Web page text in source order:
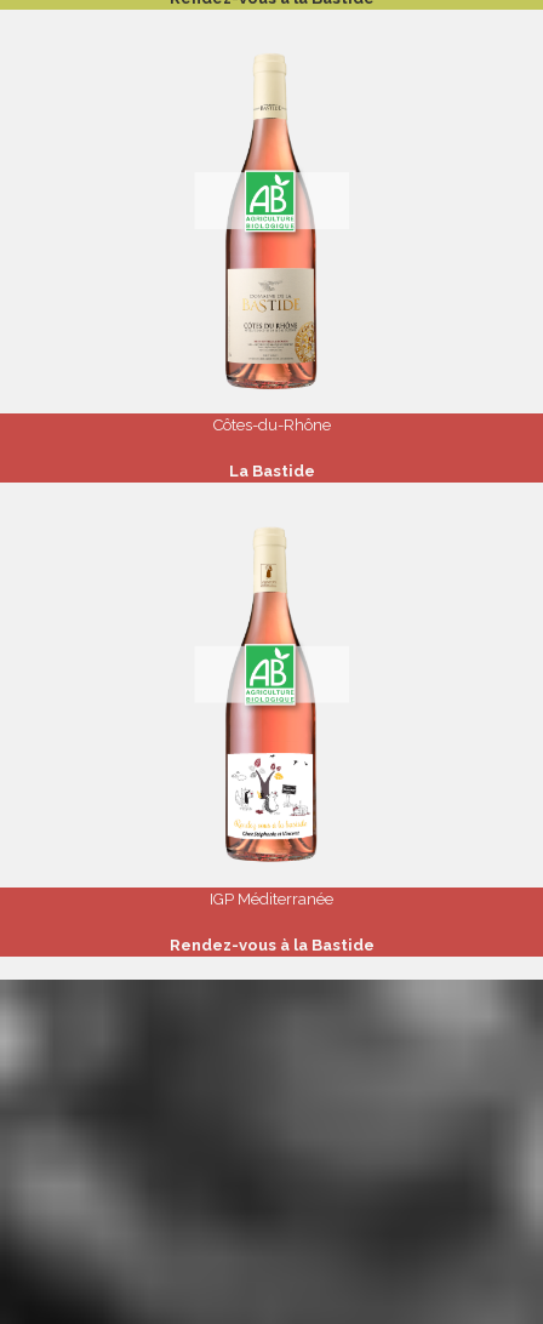
Côtes-du-Rhône
La Bastide
IGP Méditerranée
Rendez-vous à la Bastide